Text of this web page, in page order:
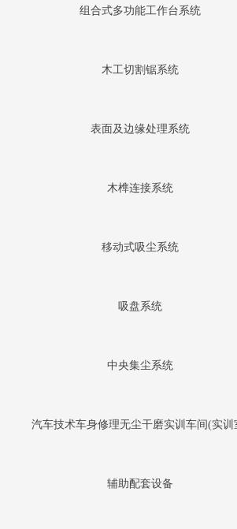
组合式多功能工作台系统
木工切割锯系统
表面及边缘处理系统
木榫连接系统
移动式吸尘系统
吸盘系统
中央集尘系统
汽车技术车身修理无尘干磨实训车间(实训
辅助配套设备